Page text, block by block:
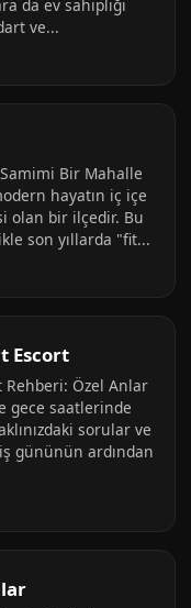
da ev sahipliği
ve...
Bir Mahalle
hayatın iç içe
olan bir ilçedir. Bu
son yıllarda "fit...
Escort
Rehberi: Özel Anlar
gece saatlerinde
sorular ve
gününün ardından